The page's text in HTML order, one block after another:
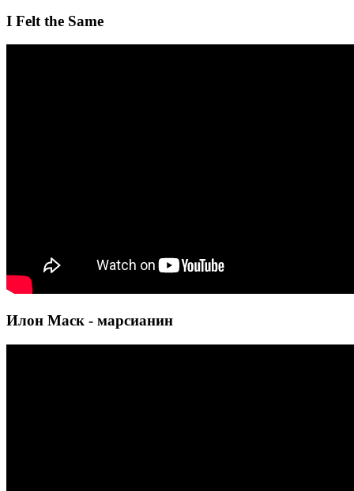
I Felt the Same
Илон Маск - марсианин